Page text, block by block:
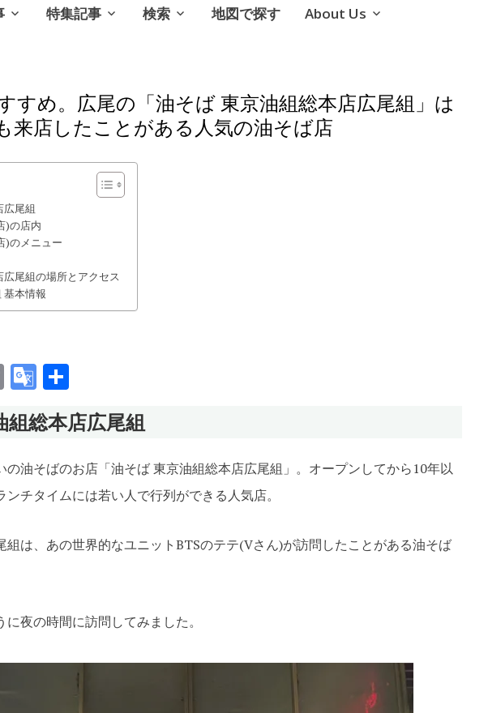
特集記事 検索 地図で探す About Us
すめ。広尾の「油そば 東京油組総本店広尾組」は
来店したことがある人気の油そば店
広尾組
)の店内
)のメニュー
尾組の場所とアクセス
基本情報
CopyGoogle
Translate
共
有
総本店広尾組
の油そばのお店「油そば 東京油組総本店広尾組」。オープンしてから10年以
チタイムには若い人で行列ができる人気店。
組は、あの世界的なユニットBTSのテテ(Vさん)が訪問したことがある油そば
夜の時間に訪問してみました。